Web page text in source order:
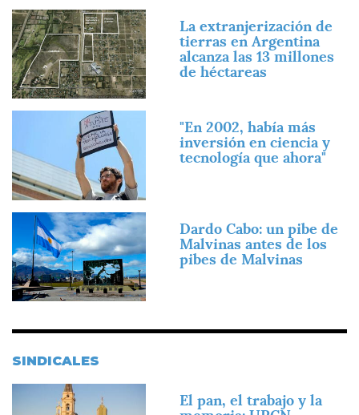
Imagen
La extranjerización de
tierras en Argentina
alcanza las 13 millones
de héctareas
"En 2002, había más
inversión en ciencia y
tecnología que ahora"
Imagen
Dardo Cabo: un pibe de
Malvinas antes de los
pibes de Malvinas
SINDICALES
El pan, el trabajo y la